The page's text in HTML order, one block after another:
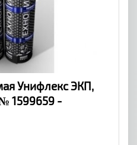
Унифлекс ЭКП,
1599659 -